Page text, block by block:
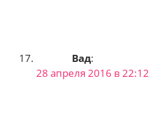
Вад:
28 апреля 2016 в 22:12